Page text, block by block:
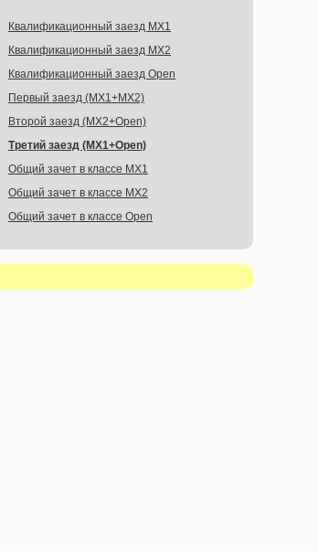
Квалификационный заезд MX1
Квалификационный заезд MX2
Квалификационный заезд Open
Первый заезд (MX1+MX2)
Второй заезд (MX2+Open)
Третий заезд (MX1+Open)
Общий зачет в классе MX1
Общий зачет в классе MX2
Общий зачет в классе Open